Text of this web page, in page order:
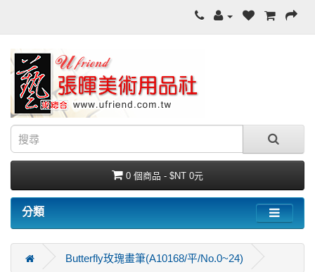
0 個商品 - $NT 0元
分類
Butterfly玫瑰畫筆(A10168/平/No.0~24)